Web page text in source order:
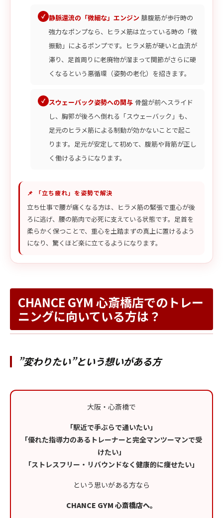
静脈還流の「微細な」エンジン 腓腹筋が歩行時の
強力なポンプなら、ヒラメ筋は立っている時の「微
振動」によるポンプです。ヒラメ筋が硬いと血流が
滞り、足首周りに老廃物が溜まって関節がさらに硬
くなるという悪循環（姿勢の老化）を招きます。
スウェーバック姿勢への関与 骨盤が前へスライド
し、胸郭が後ろへ倒れる「スウェーバック」も、
足元のヒラメ筋による制動が効かないことで起こ
ります。足元が安定して初めて、腹筋や背筋が正し
く働けるようになります。
📌 「立ち疲れ」を姿勢で解決
立ち仕事で腰が痛くなる方は、ヒラメ筋の緊張で重心が後
ろに逃げ、腰の筋肉で必死に支えている状態です。足首を
柔らかく保つことで、重心を土踏まずの真上に置けるよう
になり、驚くほど楽に立てるようになります。
CHANCE GYM 心斎橋店でのトレー
ニングに向いている方は？
”変わりたい”という想いがある方
大阪・心斎橋で
「駅近で手ぶらで通いたい」
「優れた指導力のあるトレーナーと完全マンツーマンで受
けたい」
「ストレスフリー・リバウンドなく健康的に痩せたい」
という思いがある方なら
CHANCE GYM 心斎橋店へ。